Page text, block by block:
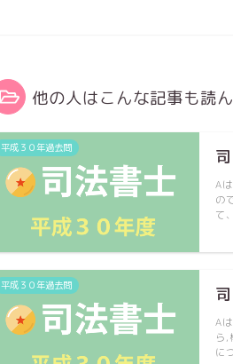
他の人はこんな記事も読
平成３０年過去問
A
の
て
平成３０年過去問
A
ら,
に